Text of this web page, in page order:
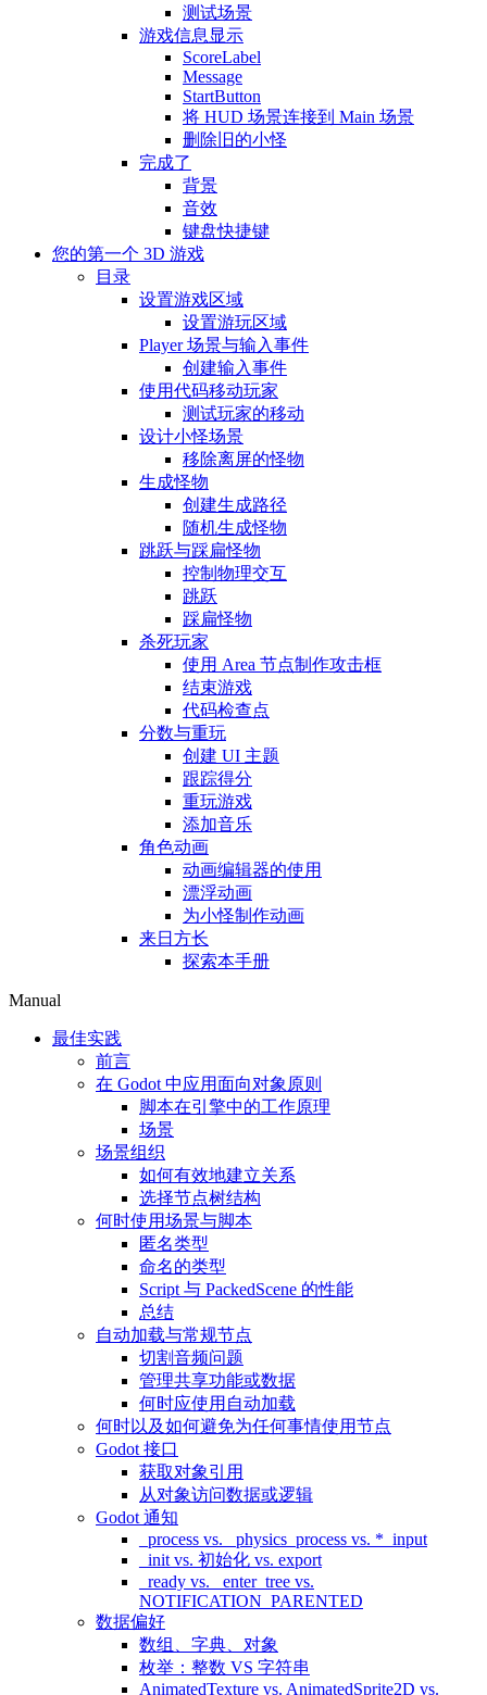
测试场景
游戏信息显示
ScoreLabel
Message
StartButton
将 HUD 场景连接到 Main 场景
删除旧的小怪
完成了
背景
音效
键盘快捷键
您的第一个 3D 游戏
目录
设置游戏区域
设置游玩区域
Player 场景与输入事件
创建输入事件
使用代码移动玩家
测试玩家的移动
设计小怪场景
移除离屏的怪物
生成怪物
创建生成路径
随机生成怪物
跳跃与踩扁怪物
控制物理交互
跳跃
踩扁怪物
杀死玩家
使用 Area 节点制作攻击框
结束游戏
代码检查点
分数与重玩
创建 UI 主题
跟踪得分
重玩游戏
添加音乐
角色动画
动画编辑器的使用
漂浮动画
为小怪制作动画
来日方长
探索本手册
Manual
最佳实践
前言
在 Godot 中应用面向对象原则
脚本在引擎中的工作原理
场景
场景组织
如何有效地建立关系
选择节点树结构
何时使用场景与脚本
匿名类型
命名的类型
Script 与 PackedScene 的性能
总结
自动加载与常规节点
切割音频问题
管理共享功能或数据
何时应使用自动加载
何时以及如何避免为任何事情使用节点
Godot 接口
获取对象引用
从对象访问数据或逻辑
Godot 通知
_process vs. _physics_process vs. *_input
_init vs. 初始化 vs. export
_ready vs. _enter_tree vs.
NOTIFICATION_PARENTED
数据偏好
数组、字典、对象
枚举：整数 VS 字符串
AnimatedTexture vs. AnimatedSprite2D vs.